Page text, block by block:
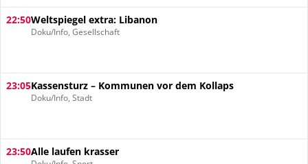
22:50Weltspiegel extra: Libanon
Doku/Info, Gesellschaft
23:05Kassensturz – Kommunen vor dem Kollaps
Doku/Info, Stadt
23:50Alle laufen krasser